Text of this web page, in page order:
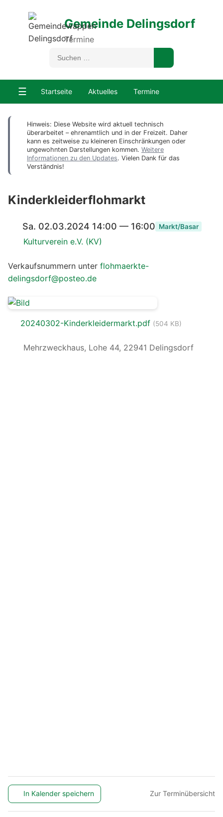
Gemeinde Delingsdorf
Termine
☰ Startseite Aktuelles Termine
Hinweis: Diese Website wird aktuell technisch
überarbeitet – ehrenamtlich und in der Freizeit. Daher
kann es zeitweise zu kleineren Einschränkungen oder
ungewohnten Darstellungen kommen. Weitere
Informationen zu den Updates. Vielen Dank für das
Verständnis!
Kinderkleiderflohmarkt
Sa. 02.03.2024 14:00 — 16:00 Markt/Basar
Kulturverein e.V. (KV)
Verkaufsnummern unter flohmaerkte-
delingsdorf@posteo.de
20240302-Kinderkleidermarkt.pdf (504 KB)
Mehrzweckhaus, Lohe 44, 22941 Delingsdorf
In Kalender speichern Zur Terminübersicht